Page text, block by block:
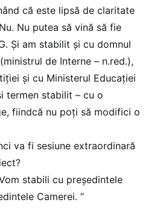
că este lipsă de claritate
Nu. Nu putea să vină să fie
Și am stabilit și cu domnul
de Interne – n.red.),
și cu Ministerul Educației
termen stabilit – cu o
fiindcă nu poți să modifici o
va fi sesiune extraordinară
stabili cu președintele
Camerei. ”